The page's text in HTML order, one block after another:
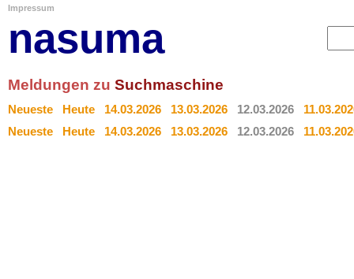
Impressum
nasuma
Meldungen zu Suchmaschine
Neueste Heute 14.03.2026 13.03.2026 12.03.2026
Neueste
Heute 14.03.2026 13.03.2026 12.03.2026